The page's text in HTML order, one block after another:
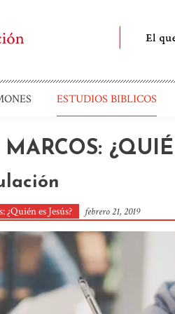
ESTUDIOS BIBLICOS
¿Quién es Jesús? febrero 21, 2019